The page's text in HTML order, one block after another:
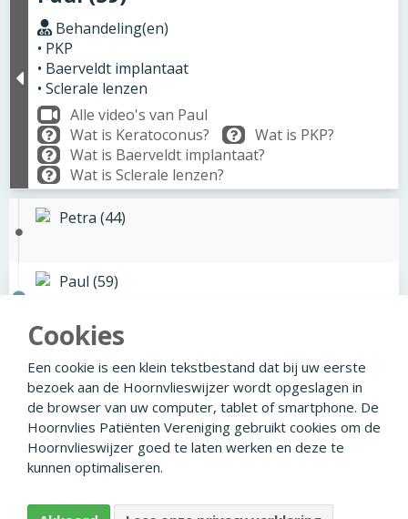
Behandeling(en)
• PKP
• Baerveldt implantaat
• Sclerale lenzen
Alle video's van Paul
Wat is Keratoconus?
Wat is PKP?
Wat is Baerveldt implantaat?
Wat is Sclerale lenzen?
Petra (44)
Paul (59)
© 2026 Facebook Linkedin Privacyverklaring
Cookies
Een cookie is een klein tekstbestand dat bij uw eerste
bezoek aan de Hoornvlieswijzer wordt opgeslagen in
de browser van uw computer, tablet of smartphone. De
Hoornvlies Patiënten Vereniging gebruikt cookies om de
Hoornvlieswijzer goed te laten werken en deze te
kunnen optimaliseren.